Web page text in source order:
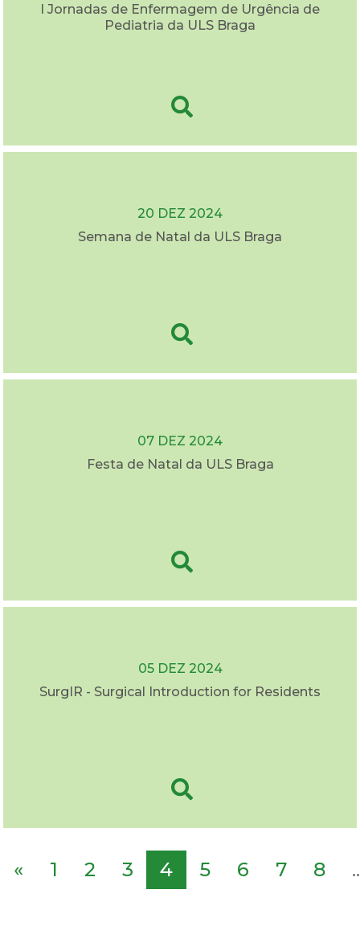
I Jornadas de Enfermagem de Urgência de
Pediatria da ULS Braga
20 DEZ 2024
Semana de Natal da ULS Braga
07 DEZ 2024
Festa de Natal da ULS Braga
05 DEZ 2024
SurgIR - Surgical Introduction for Residents
« 1 2 3 4 5 6 7 8